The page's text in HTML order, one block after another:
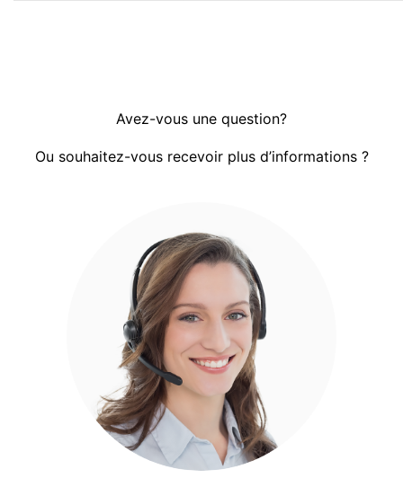
Avez-vous une question?
Ou souhaitez-vous recevoir plus d’informations ?